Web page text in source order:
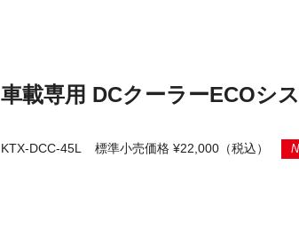
車載専用 DCクーラーECOシ
KTX-DCC-45L 標準小売価格 ¥22,000（税込）